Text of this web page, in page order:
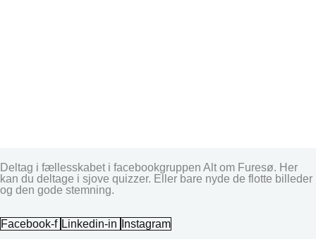
Deltag i fællesskabet i facebookgruppen Alt om Furesø. Her
kan du deltage i sjove quizzer. Eller bare nyde de flotte billeder
og den gode stemning.
Facebook-f Linkedin-in
Instagram